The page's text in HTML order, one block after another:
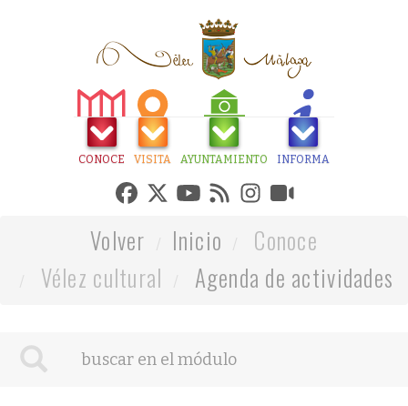
CONOCE VISITA AYUNTAMIENTO INFORMA
Volver Inicio
Conoce
Vélez cultural
Agenda de actividades